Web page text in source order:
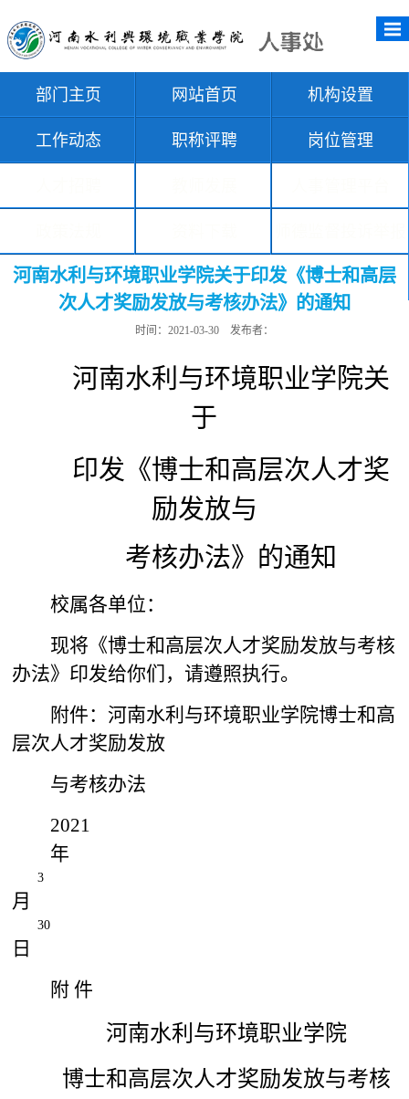
部门主页 网站首页 机构设置
工作动态 职称评聘 岗位管理
平台
河南水利与环境职业学院关于印发《博士和高层
次人才奖励发放与考核办法》的通知
时间：2021-03-30 发布者：
河南水利与环境职业学院关
于
印发《博士和高层次人才奖
励发放与
考核办法》的通知
校属各单位：
现将《博士和高层次人才奖励发放与考核
办法》印发给你们，请遵照执行。
附件：河南水利与环境职业学院博士和高
层次人才奖励发放
与考核办法
2021
年
3
月
30
日
附 件
河南水利与环境职业学院
博士和高层次人才奖励发放与考核